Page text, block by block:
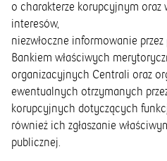
o charakterze korupcyjnym
interesów,
niezwłoczne informowanie
Bankiem właściwych
organizacyjnych Centrali oraz
ewentualnych otrzymanych
korupcyjnych dotyczących
również ich zgłaszanie
publicznej.